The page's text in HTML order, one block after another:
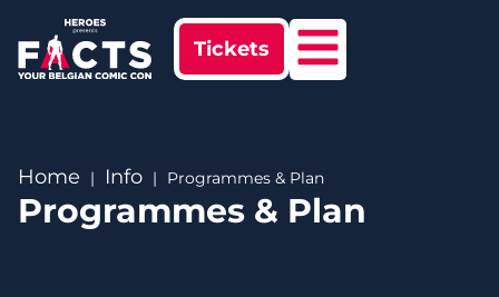
Tickets
Home Info Programmes & Plan
Programmes & Plan